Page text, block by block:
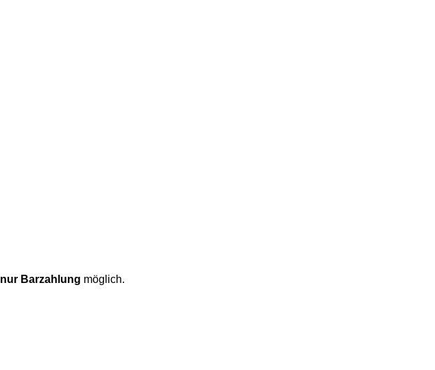
nur Barzahlung möglich.